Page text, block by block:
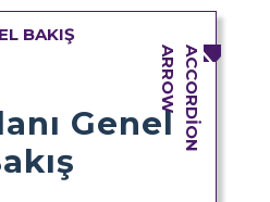
BAKIŞ
Genel